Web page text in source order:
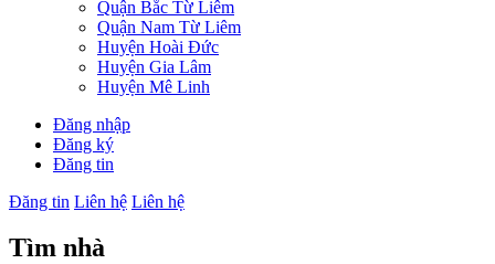
Quận Bắc Từ Liêm
Quận Nam Từ Liêm
Huyện Hoài Đức
Huyện Gia Lâm
Huyện Mê Linh
Đăng nhập
Đăng ký
Đăng tin
Đăng tin Liên hệ Liên hệ
Tìm nhà